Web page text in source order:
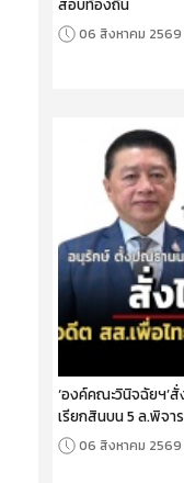
06 สิงหาคม 2569
‘องค์คณะวินิจฉัยฯ’
เรียกสินบน 5 ล.พิจา
06 สิงหาคม 2569